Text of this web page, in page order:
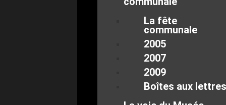
La fête
communale
2005
2007
2009
Boîtes aux lettres